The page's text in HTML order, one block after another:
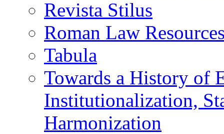
Revista Stilus
Roman Law
Tabula
Towards a History of
Institutionalization,
Harmonization